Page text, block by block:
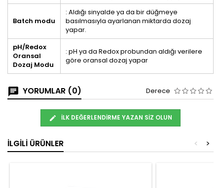
Batch modu
: Aldığı sinyalde ya da bir düğmeye
basılmasıyla ayarlanan miktarda dozaj
yapar.
pH/Redox
Oransal
Dozaj Modu
: pH ya da Redox probundan aldığı verilere
göre oransal dozaj yapar
YORUMLAR (0) Derece
İLK DEĞERLENDIRME YAZAN SIZ OLUN
İLGILI ÜRÜNLER >
<